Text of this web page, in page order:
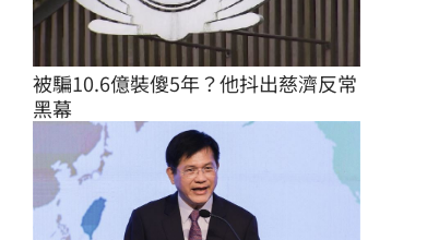
被騙10.6億裝傻5年？他抖出慈濟反常
黑幕